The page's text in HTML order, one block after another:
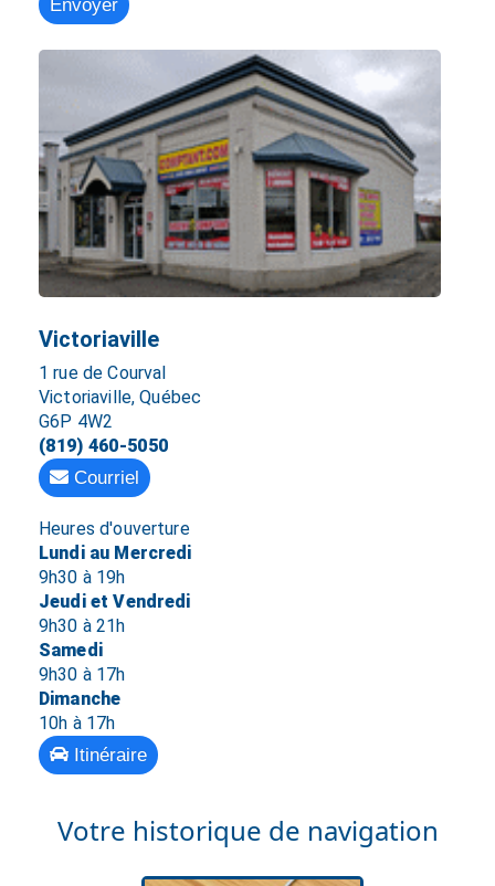
Victoriaville
1 rue de Courval
Victoriaville, Québec
G6P 4W2
(819) 460-5050
Courriel
Heures d'ouverture
Lundi au Mercredi
9h30 à 19h
Jeudi et Vendredi
9h30 à 21h
Samedi
9h30 à 17h
Dimanche
10h à 17h
Itinéraire
Votre historique de navigation